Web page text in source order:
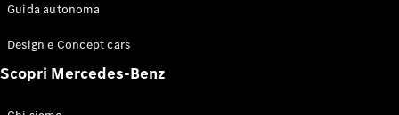
Berlina
compatta
Guida autonoma
Design e Concept cars
Scopri Mercedes-Benz